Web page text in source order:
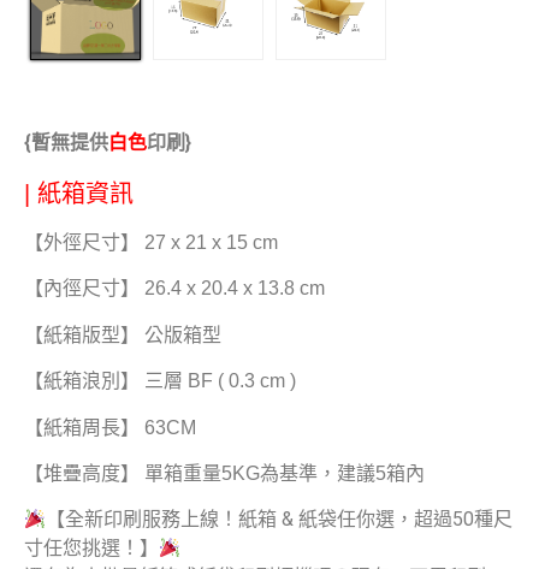
{暫無提供白色印刷}
| 紙箱資訊
【外徑尺寸】 27 x 21 x 15 cm
【內徑尺寸】 26.4 x 20.4 x 13.8 cm
【紙箱版型】 公版箱型
【紙箱浪別】 三層 BF ( 0.3 cm )
【紙箱周長】 63CM
【堆疊高度】 單箱重量5KG為基準，建議5箱內
【全新印刷服務上線！紙箱 & 紙袋任你選，超過50種尺
寸任您挑選！】